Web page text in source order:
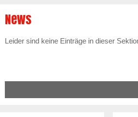
News
Leider sind keine Einträge in dieser